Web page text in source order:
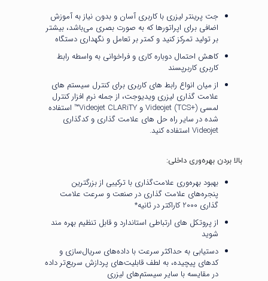
جت پرینتر لیزری با کاربری آسان و بدون نیاز به آموزش
اضافی برای اپراتورها که به صورت بصری می‌باشد، بیشتر
بر تولید تمرکز کنید و کمتر بر تعامل و نگهداری دستگاه
کاهش احتمال دوباره کاری و فراخوانی به واسطه رابط
کاربری کاربرپسند
از میان انواع رابط های کاربری برای کنترل سیستم های
علامت گذاری لیزری ویدیوجت، از جمله نرم افزار کنترل
لمسی Videojet (TCS+) و Videojet CLARiTY™ استفاده
شده در سایر راه حل های علامت گذاری و کدگذاری
Videojet استفاده کنید.
بالا بردن بهره‌وری داخلی:
بهبود بهره‌وری علامت‌گذاری با ترکیبی از بزرگترین
پنجره‌های علامت گذاری در صنعت و سرعت علامت
گذاری 2000 کاراکتر در ثانیه*
از پروتکل های ارتباطی استاندارد و قابل تنظیم بهره مند
شوید
دستیابی به حداکثر سرعت با داده‌های سریال‌سازی و
کدهای پیچیده، به لطف قابلیت‌های پردازش سریع‌تر داده
در مقایسه با سایر سیستم‌های لیزری